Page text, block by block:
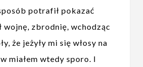
potrafił pokazać
wojnę, zbrodnię, wchodząc
że jeżyły mi się włosy na
miałem wtedy sporo. I